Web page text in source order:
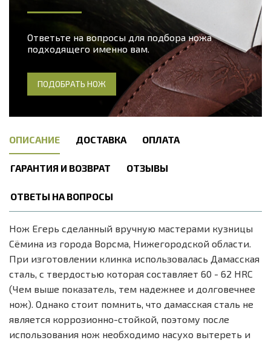
Ответьте на вопросы для подбора ножа
подходящего именно вам.
ПОДОБРАТЬ НОЖ
ОПИСАНИЕ ДОСТАВКА ОПЛАТА
ГАРАНТИЯ И ВОЗВРАТ ОТЗЫВЫ
ОТВЕТЫ НА ВОПРОСЫ
Нож Егерь сделанный вручную мастерами кузницы
Сёмина из города Ворсма, Нижегородской области.
При изготовлении клинка использовалась Дамасская
сталь, с твердостью которая составляет 60 - 62 HRC
(Чем выше показатель, тем надежнее и долговечнее
нож). Однако стоит помнить, что дамасская сталь не
является коррозионно-стойкой, поэтому после
использования нож необходимо насухо вытереть и